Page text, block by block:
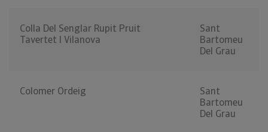
Colla Del Senglar Rupit Pruit
Tavertet I Vilanova
Sant
Bartomeu
Del Grau
Colomer Ordeig
Sant
Bartomeu
Del Grau